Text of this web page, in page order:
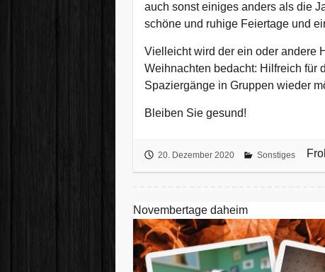
auch sonst einiges anders als die
schöne und ruhige Feiertage und
Vielleicht wird der ein oder andere
Weihnachten bedacht: Hilfreich für
Spaziergänge in Gruppen wieder
Bleiben Sie gesund!
20. Dezember 2020 Sonstiges
Novembertage daheim